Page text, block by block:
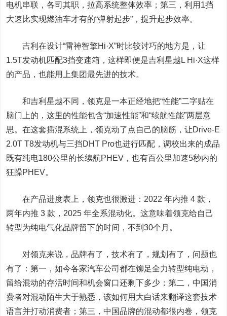
电机串联，各司其职，拉高系统整体效率；第三，利用1挡
大速比实现燃油车才有的“弹射起步”，提升起步效率。
吉利在设计“雷神智擎Hi·X”时比较讨巧的地方是，让
1.5T发动机匹配3挡变速箱，这样即便是吉利星越L Hi·X这样
的产品，也能用上集团最先进的技术。
和吉利星越不同，领克是一本正经地把“性能”二字贴在
脑门上的，这里的性能包含“加速性能”和“续航性能”两层意
思。在这套插混系统上，领克动了点自己的脑筋，让Drive-E
2.0T T8发动机与三挡DHT Pro也进行匹配，调校出来的成品
既有纯电180公里的长续航PHEV，也有百公里加速5秒内的
狂躁PHEV。
在产品进度表上，领克也很激进：2022 年内推 4 款，
两年内推 3 款，2025 年全系混动化。这意味着领克给自己
转型为纯电气化品牌留下的时间，不到30个月。
对领克来说，品牌有了，技术有了，规划有了，问题也
有了：第一，如今各家汽车公司都在铆足全力转型纯电动，
留给混动的存活时间和机会窗口还剩下多少；第二，中国消
费者对混动陌生大于熟悉，该如何用大白话来翻译这套技术
语言并打动消费者；第三，中国品牌的混动都很内卷，领克